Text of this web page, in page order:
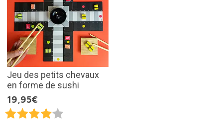
Jeu des petits chevaux
en forme de sushi
19,95€